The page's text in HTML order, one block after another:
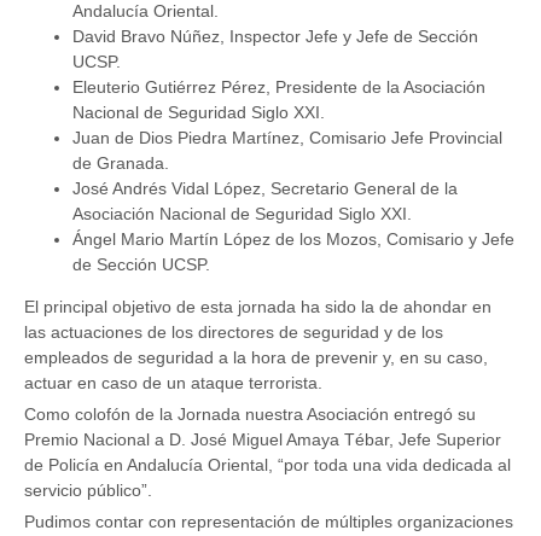
Andalucía Oriental.
David Bravo Núñez, Inspector Jefe y Jefe de Sección
UCSP.
Eleuterio Gutiérrez Pérez, Presidente de la Asociación
Nacional de Seguridad Siglo XXI.
Juan de Dios Piedra Martínez, Comisario Jefe Provincial
de Granada.
José Andrés Vidal López, Secretario General de la
Asociación Nacional de Seguridad Siglo XXI.
Ángel Mario Martín López de los Mozos, Comisario y Jefe
de Sección UCSP.
El principal objetivo de esta jornada ha sido la de ahondar en
las actuaciones de los directores de seguridad y de los
empleados de seguridad a la hora de prevenir y, en su caso,
actuar en caso de un ataque terrorista.
Como colofón de la Jornada nuestra Asociación entregó su
Premio Nacional a D. José Miguel Amaya Tébar, Jefe Superior
de Policía en Andalucía Oriental, “por toda una vida dedicada al
servicio público”.
Pudimos contar con representación de múltiples organizaciones